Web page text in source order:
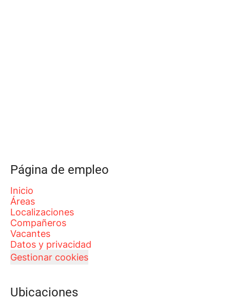
Página de empleo
Inicio
Áreas
Localizaciones
Compañeros
Vacantes
Datos y privacidad
Gestionar cookies
Ubicaciones